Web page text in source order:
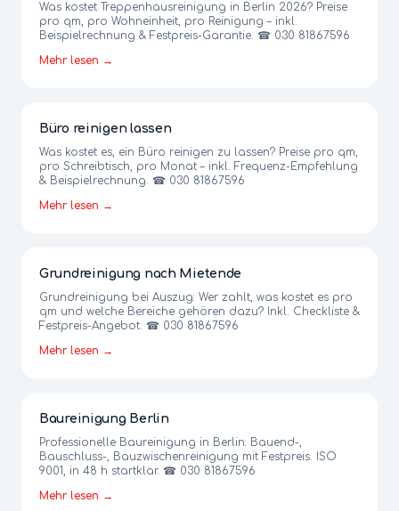
Was kostet Treppenhausreinigung in Berlin 2026? Preise
pro qm, pro Wohneinheit, pro Reinigung – inkl.
Beispielrechnung & Festpreis-Garantie. ☎ 030 81867596
Mehr lesen →
Büro reinigen lassen
Was kostet es, ein Büro reinigen zu lassen? Preise pro qm,
pro Schreibtisch, pro Monat – inkl. Frequenz-Empfehlung
& Beispielrechnung. ☎ 030 81867596
Mehr lesen →
Grundreinigung nach Mietende
Grundreinigung bei Auszug: Wer zahlt, was kostet es pro
qm und welche Bereiche gehören dazu? Inkl. Checkliste &
Festpreis-Angebot. ☎ 030 81867596
Mehr lesen →
Baureinigung Berlin
Professionelle Baureinigung in Berlin: Bauend-,
Bauschluss-, Bauzwischenreinigung mit Festpreis. ISO
9001, in 48 h startklar. ☎ 030 81867596
Mehr lesen →